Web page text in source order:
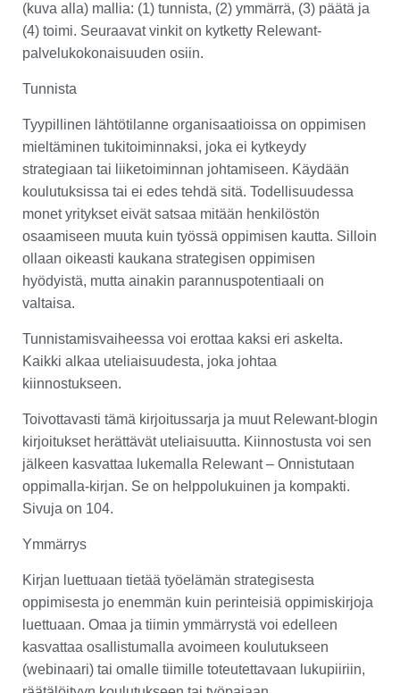
(kuva alla) mallia: (1) tunnista, (2) ymmärrä, (3) päätä ja
(4) toimi. Seuraavat vinkit on kytketty Relewant-
palvelukokonaisuuden osiin.
Tunnista
Tyypillinen lähtötilanne organisaatioissa on oppimisen
mieltäminen tukitoiminnaksi, joka ei kytkeydy
strategiaan tai liiketoiminnan johtamiseen. Käydään
koulutuksissa tai ei edes tehdä sitä. Todellisuudessa
monet yritykset eivät satsaa mitään henkilöstön
osaamiseen muuta kuin työssä oppimisen kautta. Silloin
ollaan oikeasti kaukana strategisen oppimisen
hyödyistä, mutta ainakin parannuspotentiaali on
valtaisa.
Tunnistamisvaiheessa voi erottaa kaksi eri askelta.
Kaikki alkaa uteliaisuudesta, joka johtaa
kiinnostukseen.
Toivottavasti tämä kirjoitussarja ja muut Relewant-blogin
kirjoitukset herättävät uteliaisuutta. Kiinnostusta voi sen
jälkeen kasvattaa lukemalla Relewant – Onnistutaan
oppimalla-kirjan. Se on helppolukuinen ja kompakti.
Sivuja on 104.
Ymmärrys
Kirjan luettuaan tietää työelämän strategisesta
oppimisesta jo enemmän kuin perinteisiä oppimiskirjoja
luettuaan. Omaa ja tiimin ymmärrystä voi edelleen
kasvattaa osallistumalla avoimeen koulutukseen
(webinaari) tai omalle tiimille toteutettavaan lukupiiriin,